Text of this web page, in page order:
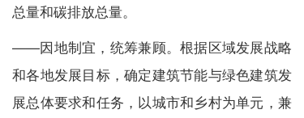
总量和碳排放总量。
——因地制宜，统筹兼顾。根据区域发展战略
和各地发展目标，确定建筑节能与绿色建筑发
展总体要求和任务，以城市和乡村为单元，兼